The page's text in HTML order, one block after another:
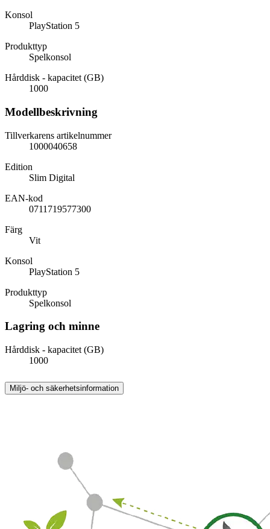
Konsol
PlayStation 5
Produkttyp
Spelkonsol
Hårddisk - kapacitet (GB)
1000
Modellbeskrivning
Tillverkarens artikelnummer
1000040658
Edition
Slim Digital
EAN-kod
0711719577300
Färg
Vit
Konsol
PlayStation 5
Produkttyp
Spelkonsol
Lagring och minne
Hårddisk - kapacitet (GB)
1000
Miljö- och säkerhetsinformation